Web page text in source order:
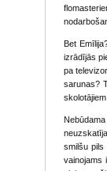
Bet
izrādījās
pa
sarunas?
smilšu
vainojams